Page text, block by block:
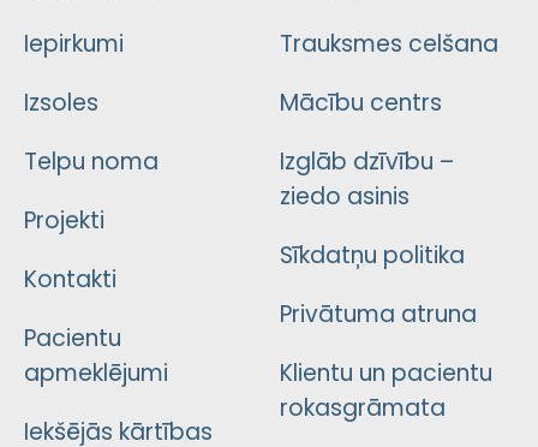
Iepirkumi
Izsoles
Telpu noma
Projekti
Kontakti
Pacientu
apmeklējumi
Iekšējās kārtības
Trauksmes celšana
Mācību centrs
Izglāb dzīvību –
ziedo asinis
Sīkdatņu politika
Privātuma atruna
Klientu un pacientu
rokasgrāmata